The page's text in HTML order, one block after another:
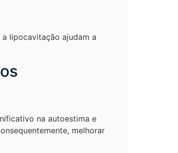
lipocavitação ajudam a
na autoestima e
melhorar